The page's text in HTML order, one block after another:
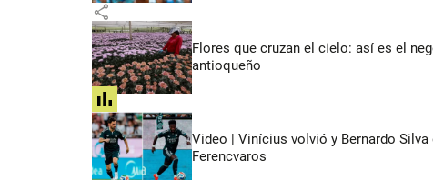
share
Flores que cruzan el cielo: así es el
antioqueño
share
Video | Vinícius volvió y Bernardo
Ferencvaros